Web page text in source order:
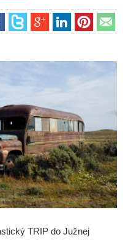
TRIP do Južnej